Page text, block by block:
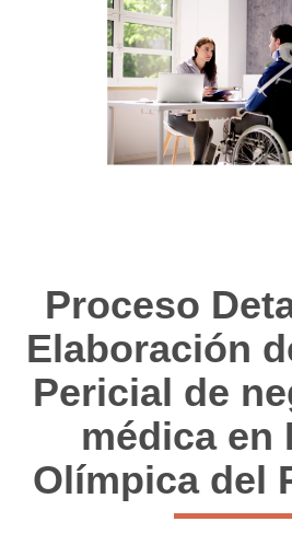
Proceso
Elaboración
Pericial de
médica en
Olímpica del